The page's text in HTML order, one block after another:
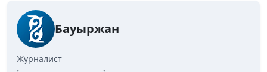
Бауыржан
Журналист